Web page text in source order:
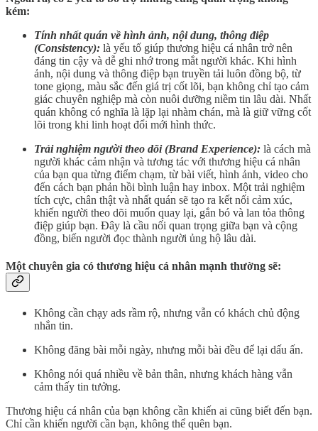
kém:
Tính nhất quán về hình ảnh, nội dung, thông điệp
(Consistency): là yếu tố giúp thương hiệu cá nhân trở nên
đáng tin cậy và dễ ghi nhớ trong mắt người khác. Khi hình
ảnh, nội dung và thông điệp bạn truyền tải luôn đồng bộ, từ
tone giọng, màu sắc đến giá trị cốt lõi, bạn không chỉ tạo cảm
giác chuyên nghiệp mà còn nuôi dưỡng niềm tin lâu dài. Nhất
quán không có nghĩa là lặp lại nhàm chán, mà là giữ vững cốt
lõi trong khi linh hoạt đổi mới hình thức.
Trải nghiệm người theo dõi (Brand Experience): là cách mà
người khác cảm nhận và tương tác với thương hiệu cá nhân
của bạn qua từng điểm chạm, từ bài viết, hình ảnh, video cho
đến cách bạn phản hồi bình luận hay inbox. Một trải nghiệm
tích cực, chân thật và nhất quán sẽ tạo ra kết nối cảm xúc,
khiến người theo dõi muốn quay lại, gắn bó và lan tỏa thông
điệp giúp bạn. Đây là cầu nối quan trọng giữa bạn và cộng
đồng, biến người đọc thành người ủng hộ lâu dài.
Một chuyên gia có thương hiệu cá nhân mạnh thường sẽ:
Không cần chạy ads rầm rộ, nhưng vẫn có khách chủ động
nhắn tin.
Không đăng bài mỗi ngày, nhưng mỗi bài đều để lại dấu ấn.
Không nói quá nhiều về bản thân, nhưng khách hàng vẫn
cảm thấy tin tưởng.
Thương hiệu cá nhân của bạn không cần khiến ai cũng biết đến bạn.
Chỉ cần khiến người cần bạn, không thể quên bạn.